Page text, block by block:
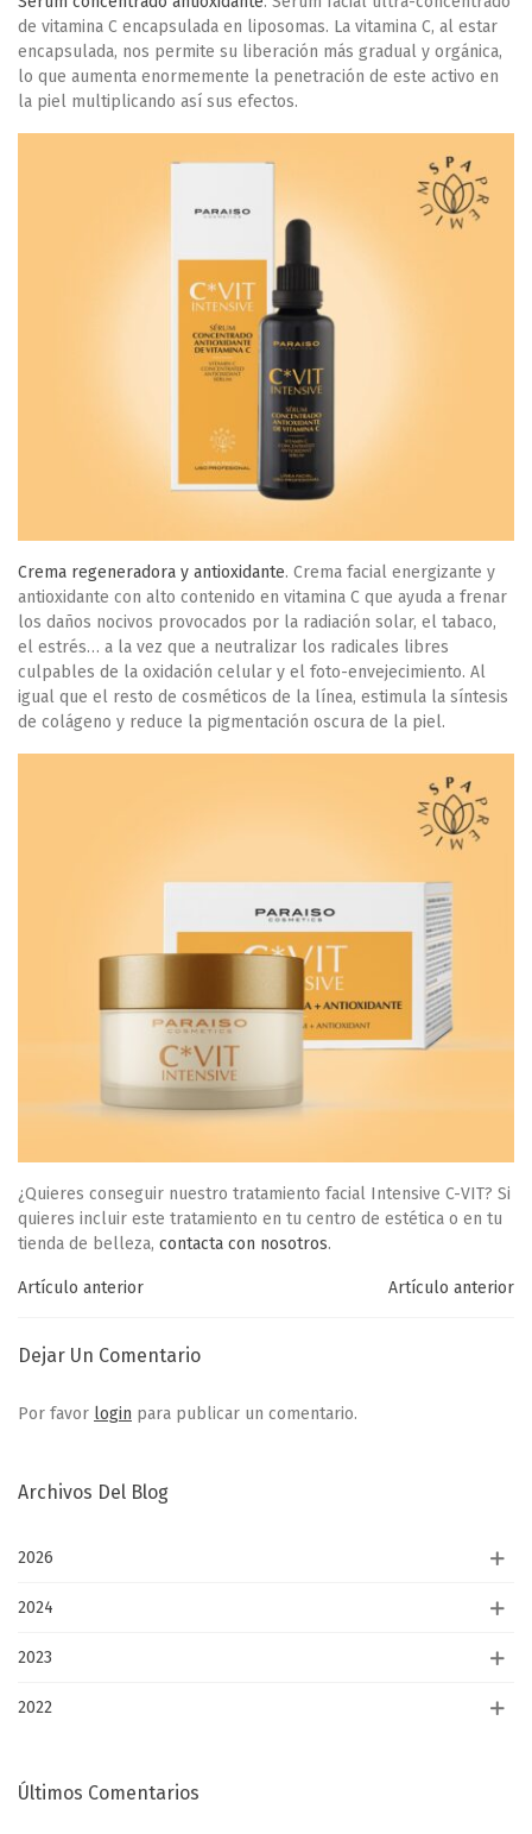
Archivos Del Blog
2026
2024
2023
2022
Últimos Comentarios
de vitamina C encapsulada en liposomas. La vitamina C, al estar
encapsulada, nos permite su liberación más gradual y orgánica,
lo que aumenta enormemente la penetración de este activo en
la piel multiplicando así sus efectos.
Crema regeneradora y antioxidante. Crema facial energizante y
antioxidante con alto contenido en vitamina C que ayuda a frenar
los daños nocivos provocados por la radiación solar, el tabaco,
el estrés… a la vez que a neutralizar los radicales libres
culpables de la oxidación celular y el foto-envejecimiento. Al
igual que el resto de cosméticos de la línea, estimula la síntesis
de colágeno y reduce la pigmentación oscura de la piel.
¿Quieres conseguir nuestro tratamiento facial Intensive C-VIT? Si
quieres incluir este tratamiento en tu centro de estética o en tu
tienda de belleza, contacta con nosotros.
Artículo anterior Artículo anterior
Dejar Un Comentario
Por favor login para publicar un comentario.